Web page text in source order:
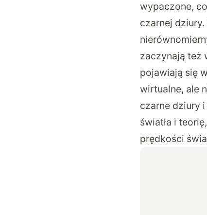
wypaczone,
czarnej
zaczynają też
pojawiają się
wirtualne, ale
czarne dziury
światła i
prędkości